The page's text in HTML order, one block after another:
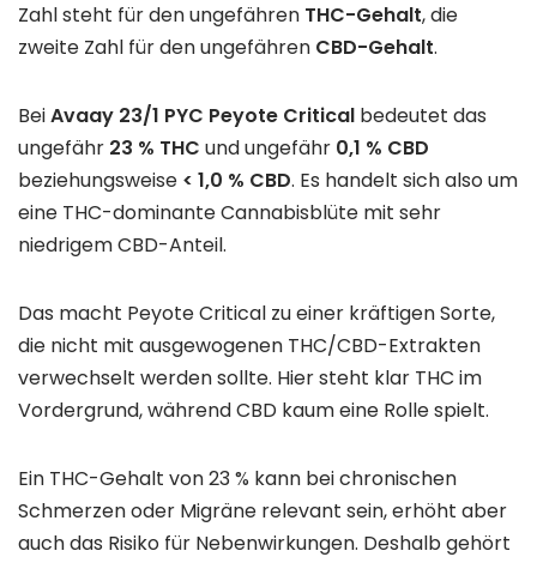
Zahl steht für den ungefähren THC-Gehalt, die
zweite Zahl für den ungefähren CBD-Gehalt.
BeiAvaay 23/1 PYC Peyote Critical bedeutet das
ungefähr 23 % THC und ungefähr 0,1 % CBD
beziehungsweise < 1,0 % CBD. Es handelt sich also um
eine THC-dominante Cannabisblüte mit sehr
niedrigem CBD-Anteil.
Das macht Peyote Critical zu einer kräftigen Sorte,
die nicht mit ausgewogenen THC/CBD-Extrakten
verwechselt werden sollte. Hier steht klar THC im
Vordergrund, während CBD kaum eine Rolle spielt.
Ein THC-Gehalt von 23 % kann bei chronischen
Schmerzen oder Migräne relevant sein, erhöht aber
auch das Risiko für Nebenwirkungen. Deshalb gehört